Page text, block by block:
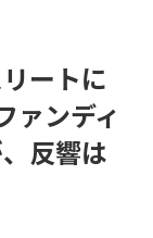
ートに
ァンディ
反響は